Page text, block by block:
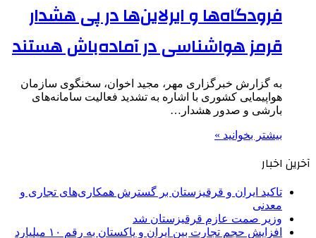
فرودگاه‌ها و ایرلاین‌ها در پی هشدار
قرمز هواشناسی در آماده‌باش هستند
به گزارش خبرگزاری مهر، مجید اخوان، سخنگوی سازمان
هواپیمایی کشوری با اشاره به تشدید فعالیت سامانه‌های
بارشی و صدور هشدار…
بیشتر بخوانید »
آخرین اخبار
تاکید ایران و قرقیزستان بر گسترش همکاری‌های تجاری و
معدنی
وزیر صمت عازم قرقیزستان شد
افزایش حجم تجارت بین ایران و پاکستان به رقم ۱۰ میلیارد